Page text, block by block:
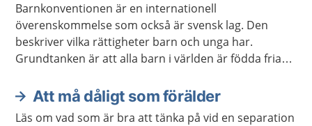
Barnkonventionen är en internationell
överenskommelse som också är svensk lag. Den
beskriver vilka rättigheter barn och unga har.
Grundtanken är att alla barn i världen är födda fria
barn och unga fram till den dag man fyller 18 år.
Att må dåligt som förälder
Läs om vad som är bra att tänka på vid en separation